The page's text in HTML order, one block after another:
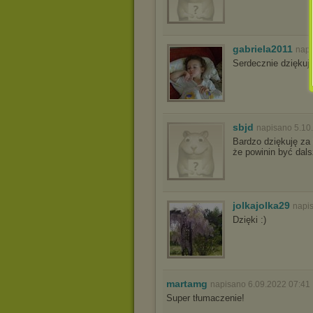
gabriela2011
Serdecznie
sbjd napisano
Bardzo dziękuję
że powinin być
jolkajolka29
Dzięki :)
martamg napisano 6.09.2022 07:41
Super tłumaczenie!